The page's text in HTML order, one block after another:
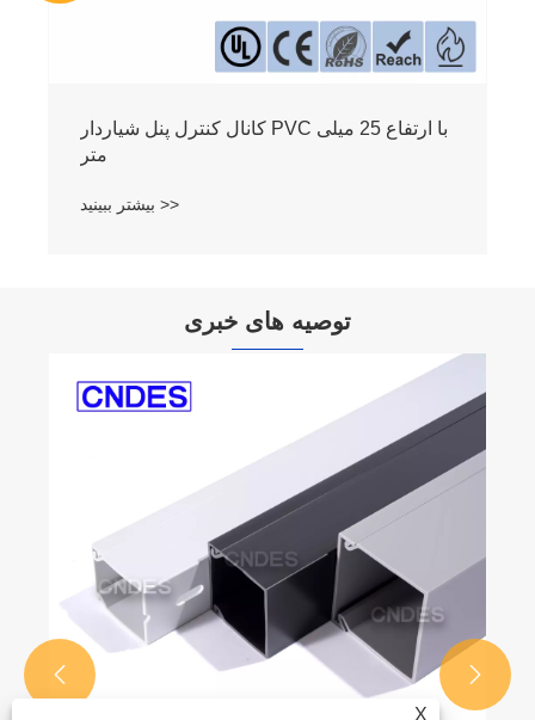
کانال کنترل پنل شیاردار PVC با ارتفاع 25 میلی
متر
بیشتر ببینید >>
توصیه های خبری
 
X